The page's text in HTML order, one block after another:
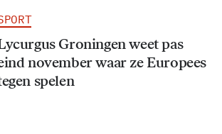
Groningen weet pas
november waar ze Europees
spelen